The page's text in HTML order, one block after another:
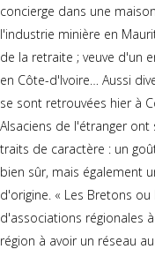
concierge dans une
l'industrie minière en
de la retraite ; veuve d'un
en Côte-d'Ivoire… Aussi
se sont retrouvées hier à
Alsaciens de l'étranger
traits de caractère : un
bien sûr, mais également
d'origine. « Les Bretons
d'associations régionales
région à avoir un réseau